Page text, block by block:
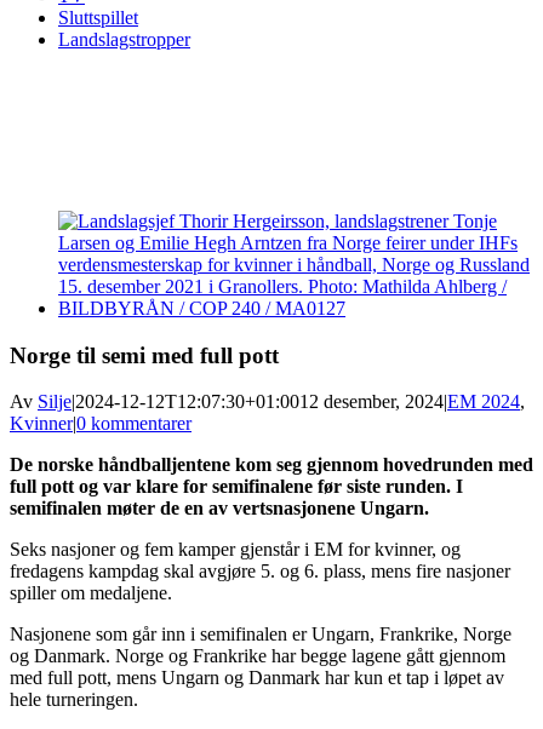
Sluttspillet
Landslagstropper
View
Larger
Image
Norge til semi med full pott
Av Silje|2024-12-12T12:07:30+01:0012 desember, 2024|EM 2024,
Kvinner|0 kommentarer
De norske håndballjentene kom seg gjennom hovedrunden med
full pott og var klare for semifinalene før siste runden. I
semifinalen møter de en av vertsnasjonene Ungarn.
Seks nasjoner og fem kamper gjenstår i EM for kvinner, og
fredagens kampdag skal avgjøre 5. og 6. plass, mens fire nasjoner
spiller om medaljene.
Nasjonene som går inn i semifinalen er Ungarn, Frankrike, Norge
og Danmark. Norge og Frankrike har begge lagene gått gjennom
med full pott, mens Ungarn og Danmark har kun et tap i løpet av
hele turneringen.